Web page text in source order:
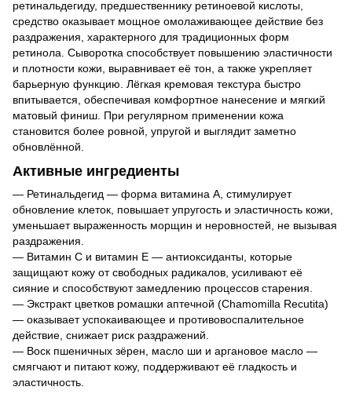
ретинальдегиду, предшественнику ретиноевой кислоты,
средство оказывает мощное омолаживающее действие без
раздражения, характерного для традиционных форм
ретинола. Сыворотка способствует повышению эластичности
и плотности кожи, выравнивает её тон, а также укрепляет
барьерную функцию. Лёгкая кремовая текстура быстро
впитывается, обеспечивая комфортное нанесение и мягкий
матовый финиш. При регулярном применении кожа
становится более ровной, упругой и выглядит заметно
обновлённой.
Активные ингредиенты
— Ретинальдегид — форма витамина A, стимулирует
обновление клеток, повышает упругость и эластичность кожи,
уменьшает выраженность морщин и неровностей, не вызывая
раздражения.
— Витамин C и витамин E — антиоксиданты, которые
защищают кожу от свободных радикалов, усиливают её
сияние и способствуют замедлению процессов старения.
— Экстракт цветков ромашки аптечной (Chamomilla Recutita)
— оказывает успокаивающее и противовоспалительное
действие, снижает риск раздражений.
— Воск пшеничных зёрен, масло ши и аргановое масло —
смягчают и питают кожу, поддерживают её гладкость и
эластичность.